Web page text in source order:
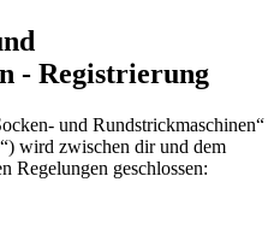
- Registrierung
und Rundstrickmaschinen“
wird zwischen dir und dem
Regelungen geschlossen: